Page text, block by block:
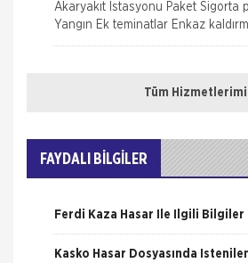
Akaryakıt İstasyonu Paket Sigorta
Yangın Ek teminatlar Enkaz kaldırma Alternatif işyeri
masrafları İş durması Cam kırılması Grev, lokavt, halk
Eczanem Paket Sigortası
veya üzerinde bulunan her çeşit
iç
Axa Sigorta
Mavi Kasko Sigortası Kapsamı Mavi Kasko Sigorta
poliçeniz; çarpma, devrilme,
zararlar karşısında aracınızı
Tüm
FAYDALI BİLGİLER
ONLİNE Dask Prim Hesaplama
Trafik Hasarı için Gerekli Bilgiler
Yangın Hasarı ile ilgili Bilgiler
Ferdi Kaza Hasar İle İlgili Bilgiler
Kasko Hasar Dosyasında